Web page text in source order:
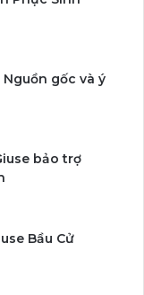
gốc và ý
bảo trợ
Bầu Cử